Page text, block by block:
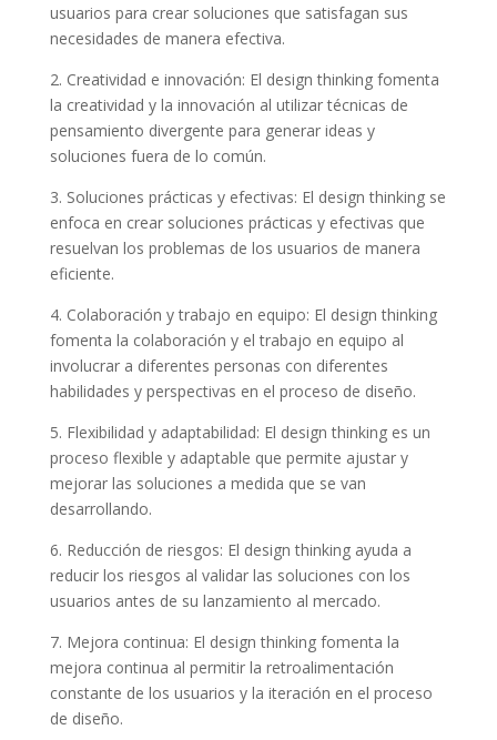
usuarios para crear soluciones que satisfagan sus
necesidades de manera efectiva.
2. Creatividad e innovación: El design thinking fomenta
la creatividad y la innovación al utilizar técnicas de
pensamiento divergente para generar ideas y
soluciones fuera de lo común.
3. Soluciones prácticas y efectivas: El design thinking se
enfoca en crear soluciones prácticas y efectivas que
resuelvan los problemas de los usuarios de manera
eficiente.
4. Colaboración y trabajo en equipo: El design thinking
fomenta la colaboración y el trabajo en equipo al
involucrar a diferentes personas con diferentes
habilidades y perspectivas en el proceso de diseño.
5. Flexibilidad y adaptabilidad: El design thinking es un
proceso flexible y adaptable que permite ajustar y
mejorar las soluciones a medida que se van
desarrollando.
6. Reducción de riesgos: El design thinking ayuda a
reducir los riesgos al validar las soluciones con los
usuarios antes de su lanzamiento al mercado.
7. Mejora continua: El design thinking fomenta la
mejora continua al permitir la retroalimentación
constante de los usuarios y la iteración en el proceso
de diseño.